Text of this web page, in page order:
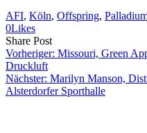
AFI, Köln, Offspring,
0Likes
Share PostShare
on
Copy
URL
clipboard
Send
Link
eMail
Vorheriger: Missouri, Green
Druckluft
Nächster: Marilyn Manson,
Alsterdorfer Sporthalle